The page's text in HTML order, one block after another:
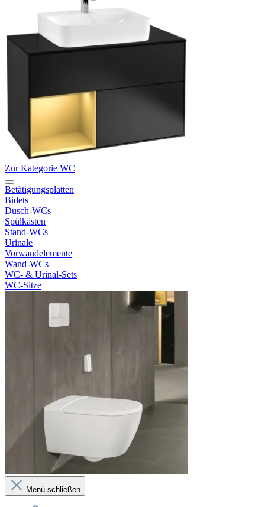
Zur Kategorie WC
Betätigungsplatten
Bidets
Dusch-WCs
Spülkästen
Stand-WCs
Urinale
Vorwandelemente
Wand-WCs
WC- & Urinal-Sets
WC-Sitze
Menü schließen